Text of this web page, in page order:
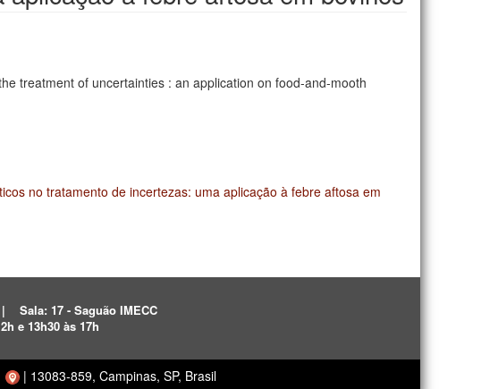
treatment of uncertainties : an application on food-and-mooth
no tratamento de incertezas: uma aplicação à febre aftosa em
|
Sala: 17 - Saguão IMECC
e 13h30 às 17h
| 13083-859, Campinas, SP, Brasil